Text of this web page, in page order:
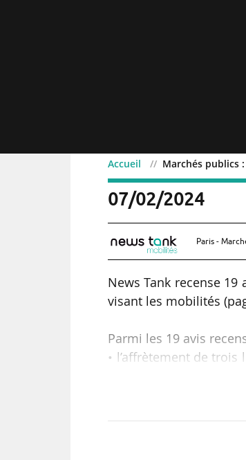
Accueil Marchés publics
Marchés
07/02/2024
Paris -
News Tank recense
visant les mobilités
Parmi les 19 avis
• l’affrètement de
• une étude de